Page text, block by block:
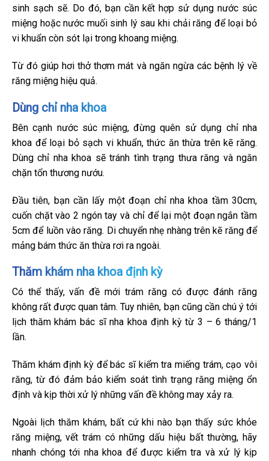
sinh sạch sẽ. Do đó, bạn cần kết hợp sử dụng nước súc
miệng hoặc nước muối sinh lý sau khi chải răng để loại bỏ
vi khuẩn còn sót lại trong khoang miệng.
Từ đó giúp hơi thở thơm mát và ngăn ngừa các bệnh lý về
răng miệng hiệu quả.
Dùng chỉ nha khoa
Bên cạnh nước súc miệng, đừng quên sử dụng chỉ nha
khoa để loại bỏ sạch vi khuẩn, thức ăn thừa trên kẽ răng.
Dùng chỉ nha khoa sẽ tránh tình trạng thưa răng và ngăn
chặn tổn thương nướu.
Đầu tiên, bạn cần lấy một đoạn chỉ nha khoa tầm 30cm,
cuốn chặt vào 2 ngón tay và chỉ để lại một đoạn ngắn tầm
5cm để luồn vào răng. Di chuyển nhẹ nhàng trên kẽ răng để
mảng bám thức ăn thừa rơi ra ngoài.
Thăm khám nha khoa định kỳ
Có thể thấy, vấn đề mới trám răng có được đánh răng
không rất được quan tâm. Tuy nhiên, bạn cũng cần chú ý tới
lịch thăm khám bác sĩ nha khoa định kỳ từ 3 – 6 tháng/1
lần.
Thăm khám định kỳ để bác sĩ kiểm tra miếng trám, cạo vôi
răng, từ đó đảm bảo kiểm soát tình trạng răng miệng ổn
định và kịp thời xử lý những vấn đề không may xảy ra.
Ngoài lịch thăm khám, bất cứ khi nào bạn thấy sức khỏe
răng miệng, vết trám có những dấu hiệu bất thường, hãy
nhanh chóng tới nha khoa để được kiểm tra và xử lý kịp